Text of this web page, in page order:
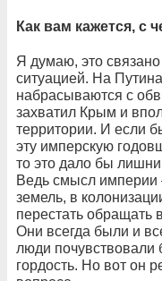
Как вам кажется, с
Я думаю, это
ситуацией. На
набрасываются с
захватил Крым и
территории. И если
эту имперскую
то это дало бы
Ведь смысл империи
земель, в
перестать обращать
Они всегда были и
люди почувствовали
гордость. Но вот он